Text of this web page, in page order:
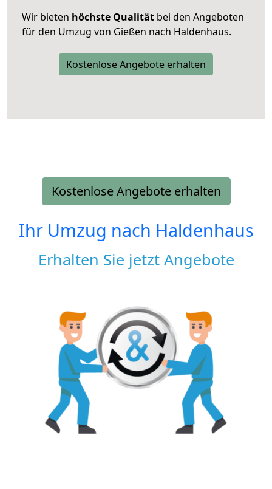
Wir bieten höchste Qualität bei den Angeboten
für den Umzug von Gießen nach Haldenhaus.
Kostenlose Angebote erhalten
Kostenlose Angebote erhalten
Ihr Umzug nach Haldenhaus
Erhalten Sie jetzt Angebote